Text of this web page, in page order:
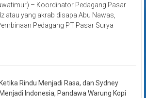
– Koordinator Pedagang Pasar
atau yang akrab disapa Abu Nawas,
Pedagang PT Pasar Surya
Rindu Menjadi Rasa, dan Sydney
Indonesia, Pandawa Warung Kopi